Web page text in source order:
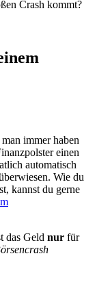
Crash kommt?
immer haben
einen
automatisch
Wie du
kannst du gerne
das Geld nur für